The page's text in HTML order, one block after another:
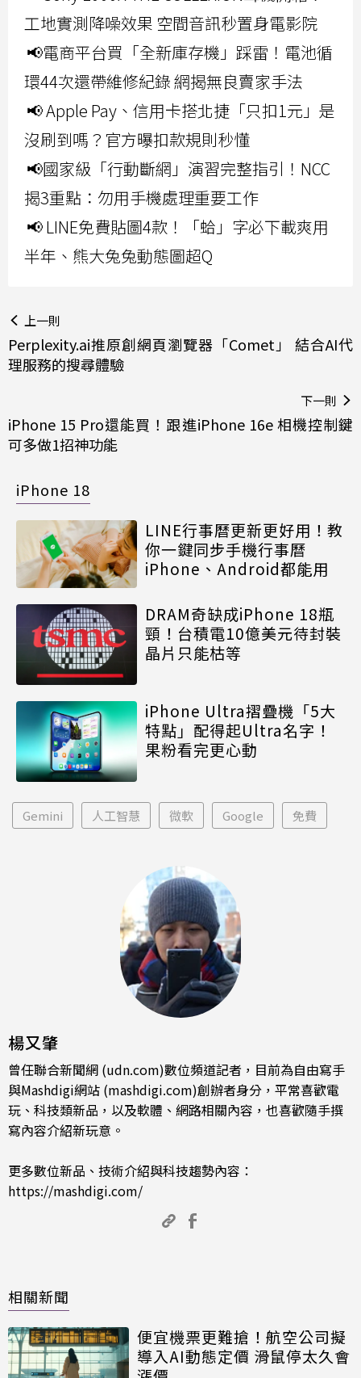
工地實測降噪效果 空間音訊秒置身電影院
📢電商平台買「全新庫存機」踩雷！電池循
環44次還帶維修紀錄 網揭無良賣家手法
📢 Apple Pay、信用卡搭北捷「只扣1元」是
沒刷到嗎？官方曝扣款規則秒懂
📢國家級「行動斷網」演習完整指引！NCC
揭3重點：勿用手機處理重要工作
📢 LINE免費貼圖4款！「蛤」字必下載爽用
半年、熊大兔兔動態圖超Q
上一則
Perplexity.ai推原創網頁瀏覽器「Comet」 結合AI代
理服務的搜尋體驗
下一則
iPhone 15 Pro還能買！跟進iPhone 16e 相機控制鍵
可多做1招神功能
iPhone 18
LINE行事曆更新更好用！教
你一鍵同步手機行事曆
iPhone、Android都能用
DRAM奇缺成iPhone 18瓶
頸！台積電10億美元待封裝
晶片只能枯等
iPhone Ultra摺疊機「5大
特點」配得起Ultra名字！
果粉看完更心動
Gemini 人工智慧 微軟 Google 免費
楊又肇
曾任聯合新聞網 (udn.com)數位頻道記者，目前為自由寫手
與Mashdigi網站 (mashdigi.com)創辦者身分，平常喜歡電
玩、科技類新品，以及軟體、網路相關內容，也喜歡隨手撰
寫內容介紹新玩意。
更多數位新品、技術介紹與科技趨勢內容：
https://mashdigi.com/
相關新聞
便宜機票更難搶！航空公司擬
導入AI動態定價 滑鼠停太久會